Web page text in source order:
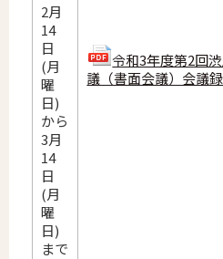
2月
14
日
(月
曜
日)
から
3月
14
日
(月
曜
日)
まで
令和3年度第2回
議（書面会議）会議